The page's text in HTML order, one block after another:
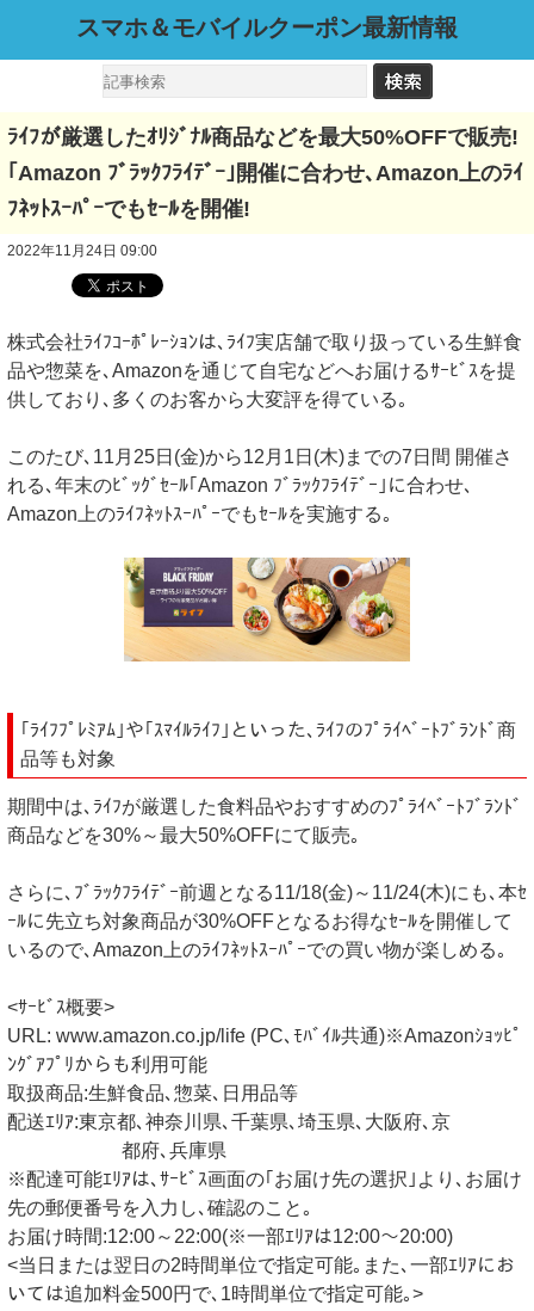
スマホ＆モバイルクーポン最新情報
ﾗｲﾌが厳選したｵﾘｼﾞﾅﾙ商品などを最大50%OFFで販売!
｢Amazon ﾌﾞﾗｯｸﾌﾗｲﾃﾞｰ｣開催に合わせ､Amazon上のﾗｲ
ﾌﾈｯﾄｽｰﾊﾟｰでもｾｰﾙを開催!
2022年11月24日 09:00
株式会社ﾗｲﾌｺｰﾎﾟﾚｰｼｮﾝは､ﾗｲﾌ実店舗で取り扱っている生鮮食
品や惣菜を､Amazonを通じて自宅などへお届けるｻｰﾋﾞｽを提
供しており､多くのお客から大変評を得ている｡
このたび､11月25日(金)から12月1日(木)までの7日間 開催さ
れる､年末のﾋﾞｯｸﾞｾｰﾙ｢Amazon ﾌﾞﾗｯｸﾌﾗｲﾃﾞｰ｣に合わせ､
Amazon上のﾗｲﾌﾈｯﾄｽｰﾊﾟｰでもｾｰﾙを実施する｡
｢ﾗｲﾌﾌﾟﾚﾐｱﾑ｣や｢ｽﾏｲﾙﾗｲﾌ｣といった､ﾗｲﾌのﾌﾟﾗｲﾍﾞｰﾄﾌﾞﾗﾝﾄﾞ商
品等も対象
期間中は､ﾗｲﾌが厳選した食料品やおすすめのﾌﾟﾗｲﾍﾞｰﾄﾌﾞﾗﾝﾄﾞ
商品などを30%～最大50%OFFにて販売｡
さらに､ﾌﾞﾗｯｸﾌﾗｲﾃﾞｰ前週となる11/18(金)～11/24(木)にも､本ｾ
ｰﾙに先立ち対象商品が30%OFFとなるお得なｾｰﾙを開催して
いるので､Amazon上のﾗｲﾌﾈｯﾄｽｰﾊﾟｰでの買い物が楽しめる｡
<ｻｰﾋﾞｽ概要>
URL: www.amazon.co.jp/life (PC､ﾓﾊﾞｲﾙ共通)※Amazonｼｮｯﾋﾟ
ﾝｸﾞｱﾌﾟﾘからも利用可能
取扱商品:生鮮食品､惣菜､日用品等
配送ｴﾘｱ:東京都､神奈川県､千葉県､埼玉県､大阪府､京
都府､兵庫県
※配達可能ｴﾘｱは､ｻｰﾋﾞｽ画面の｢お届け先の選択｣より､お届け
先の郵便番号を入力し､確認のこと｡
お届け時間:12:00～22:00(※一部ｴﾘｱは12:00～20:00)
<当日または翌日の2時間単位で指定可能｡また､一部ｴﾘｱにお
いては追加料金500円で､1時間単位で指定可能｡>